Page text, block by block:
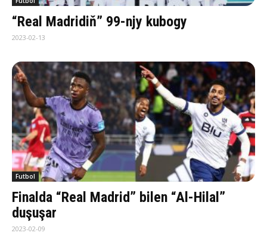
“Real Madridiň” 99-njy kubogy
2023-02-13
Futbol
Finalda “Real Madrid” bilen “Al-Hilal”
duşuşar
2023-02-09